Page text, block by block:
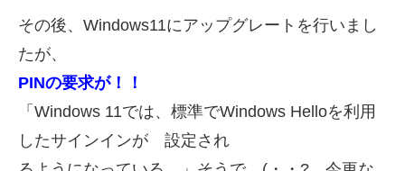
その後、Windows11にアップグレートを行いまし
たが、
PINの要求が！！
「Windows 11では、標準でWindows Helloを利用
したサインインが 設定され